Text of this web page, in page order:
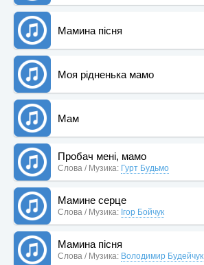
Мамина пісня
Моя рідненька мамо
Мам
Пробач мені, мамо
Слова / Музика: Гурт Будьмо
Мамине серце
Слова / Музика: Ігор Бойчук
Мамина пісня
Слова / Музика: Володимир Будейчук